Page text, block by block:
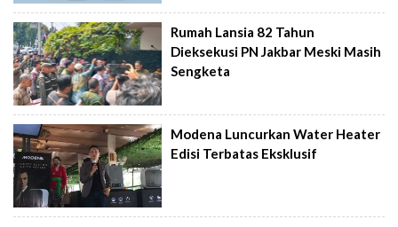
Rumah Lansia 82 Tahun
Dieksekusi PN Jakbar Meski Masih
Sengketa
Modena Luncurkan Water Heater
Edisi Terbatas Eksklusif